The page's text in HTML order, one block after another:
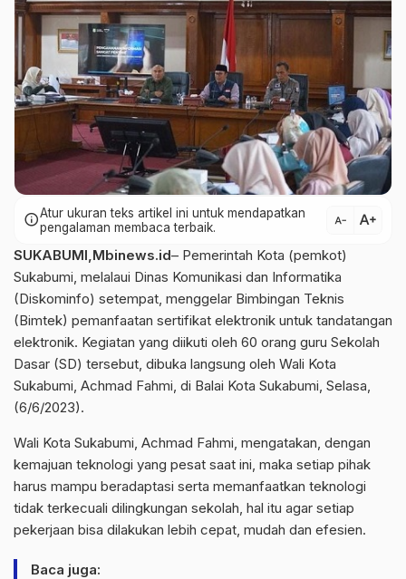
infoAtur ukuran teks artikel ini untuk mendapatkan
pengalaman membaca terbaik.
text_decrease text_increase
SUKABUMI,Mbinews.id– Pemerintah Kota (pemkot)
Sukabumi, melalaui Dinas Komunikasi dan Informatika
(Diskominfo) setempat, menggelar Bimbingan Teknis
(Bimtek) pemanfaatan sertifikat elektronik untuk tandatangan
elektronik. Kegiatan yang diikuti oleh 60 orang guru Sekolah
Dasar (SD) tersebut, dibuka langsung oleh Wali Kota
Sukabumi, Achmad Fahmi, di Balai Kota Sukabumi, Selasa,
(6/6/2023).
Wali Kota Sukabumi, Achmad Fahmi, mengatakan, dengan
kemajuan teknologi yang pesat saat ini, maka setiap pihak
harus mampu beradaptasi serta memanfaatkan teknologi
tidak terkecuali dilingkungan sekolah, hal itu agar setiap
pekerjaan bisa dilakukan lebih cepat, mudah dan efesien.
Baca juga: